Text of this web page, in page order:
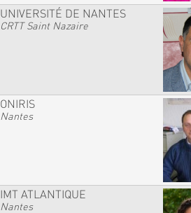
UNIVERSITÉ DE NANTES
CRTT Saint Nazaire
ONIRIS
Nantes
IMT ATLANTIQUE
Nantes